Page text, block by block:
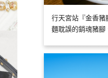
行天宮站『金香豬
麵耽誤的銷魂豬腳